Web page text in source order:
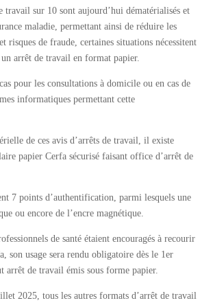
travail sur 10 sont aujourd’hui dématérialisés et
maladie, permettant ainsi de réduire les
risques de fraude, certaines situations nécessitent
arrêt de travail en format papier.
pour les consultations à domicile ou en cas de
informatiques permettant cette
de ces avis d’arrêts de travail, il existe
papier Cerfa sécurisé faisant office d’arrêt de
7 points d’authentification, parmi lesquels une
ou encore de l’encre magnétique.
de santé étaient encouragés à recourir
son usage sera rendu obligatoire dès le 1er
de travail émis sous forme papier.
2025, tous les autres formats d’arrêt de travail